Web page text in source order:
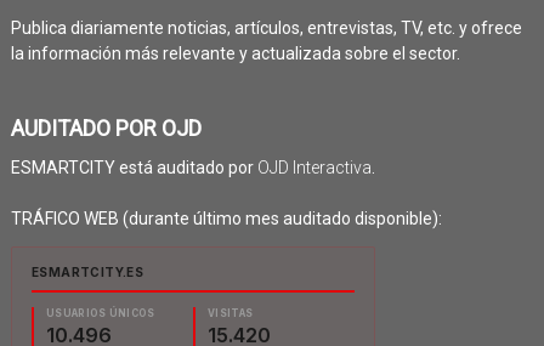
Publica diariamente noticias, artículos, entrevistas, TV, etc. y ofrece
la información más relevante y actualizada sobre el sector.
AUDITADO POR OJD
ESMARTCITY está auditado por OJD Interactiva.
TRÁFICO WEB (durante último mes auditado disponible):